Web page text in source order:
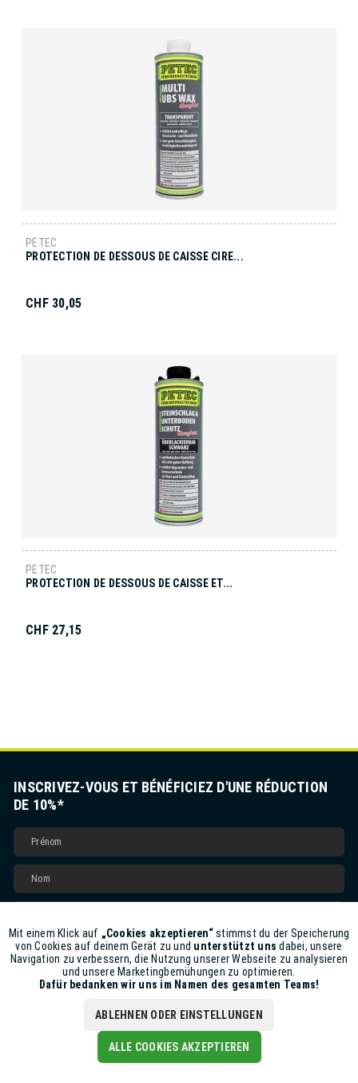
PETEC
PROTECTION DE DESSOUS DE CAISSE CIRE...
CHF 30,05
PETEC
PROTECTION DE DESSOUS DE CAISSE ET...
CHF 27,15
INSCRIVEZ-VOUS ET BÉNÉFICIEZ D'UNE RÉDUCTION
DE 10%*
S'INSCRIRE
Vos données ne seront pas partagées avec des tiers. Vous pouvez vous
* Bon valable à partir d'une valeur de commande minimale de CHF 50.00. Le
bon ne peut pas être combiné avec d'autres promotions et réductions.
Funktionale Aktiv
Marketing Inaktiv
Inaktiv
Mit einem Klick auf „Cookies akzeptieren“stimmst du der Speicherung
von Cookies auf deinem Gerät zu und unterstützt uns dabei, unsere
Navigation zu verbessern, die Nutzung unserer Webseite zu analysieren
und unsere Marketingbemühungen zu optimieren.
Dafür bedanken wir uns im Namen des gesamten Teams!
ABLEHNEN ODER EINSTELLUNGEN
ALLE COOKIES AKZEPTIEREN